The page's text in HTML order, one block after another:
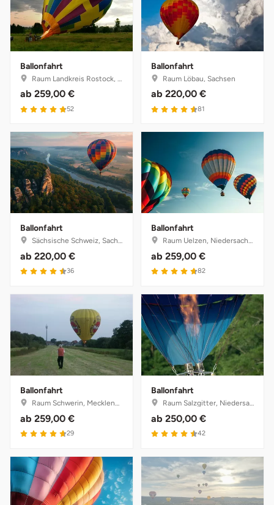
Ballonfahrt
Raum Landkreis Rostock, Mecklenburg-Vorpommern
ab 259,00 €
4.8 von 5
52
Ballonfahrt
Raum Löbau, Sachsen
ab 220,00 €
4.6 von 5
81
Ballonfahrt
Sächsische Schweiz, Sachsen
ab 220,00 €
4.5 von 5
36
Ballonfahrt
Raum Uelzen, Niedersachsen
ab 259,00 €
4.7 von 5
82
Ballonfahrt
Raum Schwerin, Mecklenburg-Vorpommern
ab 259,00 €
4.7 von 5
29
Ballonfahrt
Raum Salzgitter, Niedersachsen
ab 250,00 €
4.5 von 5
42